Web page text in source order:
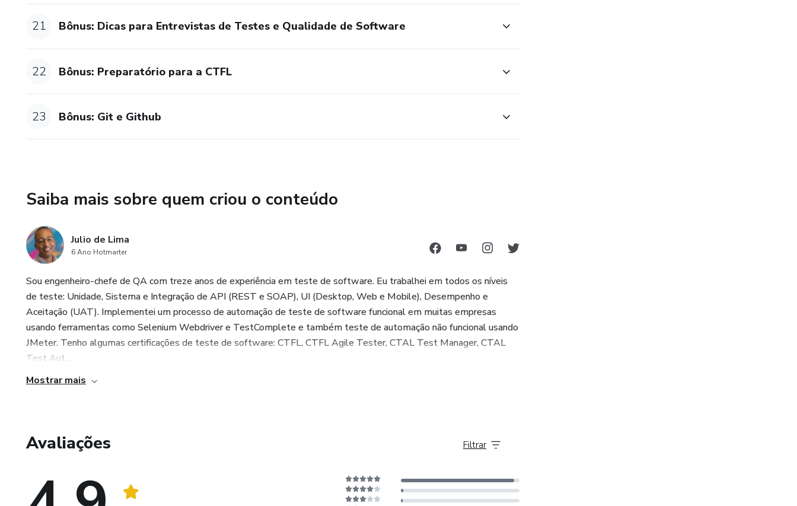
21 Bônus: Dicas para Entrevistas de Testes e Qualidade de Software
22 Bônus: Preparatório para a CTFL
23 Bônus: Git e Github
Saiba mais sobre quem criou o conteúdo
Julio de Lima
6 Ano Hotmarter
Sou engenheiro-chefe de QA com treze anos de experiência em teste de software. Eu trabalhei em todos os níveis
de teste: Unidade, Sistema e Integração de API (REST e SOAP), UI (Desktop, Web e Mobile), Desempenho e
Aceitação (UAT). Implementei um processo de automação de teste de software funcional em muitas empresas
usando ferramentas como Selenium Webdriver e TestComplete e também teste de automação não funcional usando
JMeter. Tenho algumas certificações de teste de software: CTFL, CTFL Agile Tester, CTAL Test Manager, CTAL
Test Aut...
Mostrar mais
Avaliações Filtrar